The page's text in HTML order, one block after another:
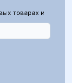
товарах и